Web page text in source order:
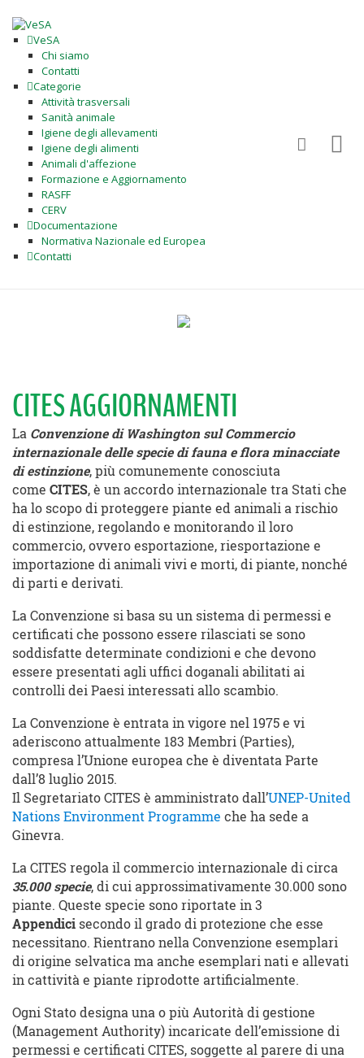
VeSA
Chi siamo
Contatti
Categorie
Attività trasversali
Sanità animale
Igiene degli allevamenti
Igiene degli alimenti
Animali d'affezione
Formazione e Aggiornamento
RASFF
CERV
Documentazione
Normativa Nazionale ed Europea
Contatti
CITES AGGIORNAMENTI
La Convenzione di Washington sul Commercio
internazionale delle specie di fauna e flora minacciate
di estinzione, più comunemente conosciuta
come CITES, è un accordo internazionale tra Stati che
ha lo scopo di proteggere piante ed animali a rischio
di estinzione, regolando e monitorando il loro
commercio, ovvero esportazione, riesportazione e
importazione di animali vivi e morti, di piante, nonché
di parti e derivati.
La Convenzione si basa su un sistema di permessi e
certificati che possono essere rilasciati se sono
soddisfatte determinate condizioni e che devono
essere presentati agli uffici doganali abilitati ai
controlli dei Paesi interessati allo scambio.
La Convenzione è entrata in vigore nel 1975 e vi
aderiscono attualmente 183 Membri (Parties),
compresa l’Unione europea che è diventata Parte
dall’8 luglio 2015.
Il Segretariato CITES è amministrato dall’UNEP-United
Nations Environment Programme che ha sede a
Ginevra.
La CITES regola il commercio internazionale di circa
35.000 specie, di cui approssimativamente 30.000 sono
piante. Queste specie sono riportate in 3
Appendici secondo il grado di protezione che esse
necessitano. Rientrano nella Convenzione esemplari
di origine selvatica ma anche esemplari nati e allevati
in cattività e piante riprodotte artificialmente.
Ogni Stato designa una o più Autorità di gestione
(Management Authority) incaricate dell’emissione di
permessi e certificati CITES, soggette al parere di una